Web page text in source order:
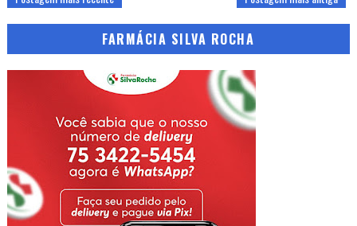
FARMÁCIA SILVA ROCHA